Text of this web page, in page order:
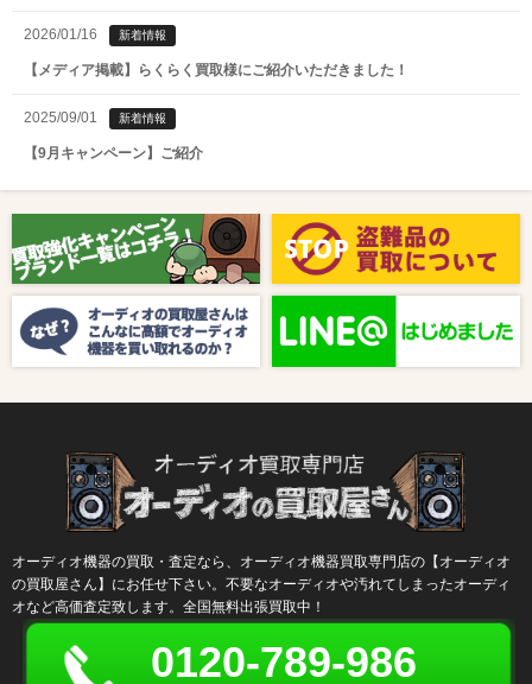
2026/01/16 新着情報
【メディア掲載】らくらく買取様にご紹介いただきました！
2025/09/01 新着情報
【9月キャンペーン】ご紹介
【8月キャンペーン】ご紹介
2024/10/04 新着情報
【ラジオ番組放送のお知らせ】
オーディオ機器の買取・査定なら、オーディオ機器買取専門店の【オーディオ
の買取屋さん】にお任せ下さい。不要なオーディオや汚れてしまったオーディ
オなど高価査定致します。全国無料出張買取中！
0120-789-986